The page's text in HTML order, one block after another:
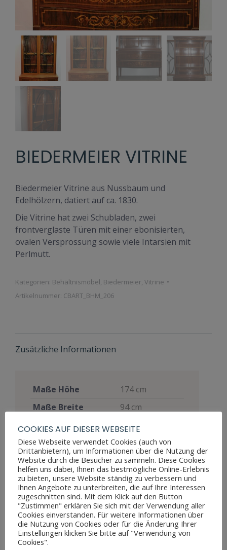
BIEDERMEIER VITRINE
Biedermeier Vitrine aus Nussbaum und
Edelhölzern, datiert auf ca. 1830.
Die Vitrine hat zwei Schubladen, zwei
frontverglaste Türen mit einer ebonisierten,
ovalen Versprossung sowie viele Intarsien mit
Perlmutt.
Kategorien: Behältnismöbel, Biedermeier, Vitrine
Artikelnummer: CBART_BHM_206
Zusätzliche Informationen
Maße Höhe
174 cm
Maße Breite
94 cm
Maße Tiefe
38 cm
Materialien
Edelhölzer,
Nussbaum,
Perlmutt
Stil
Biedermeier
Möbelart
Vitrine
Gut, voll
funktionsfähig,
COOKIES AUF DIESER WEBSEITE
Diese Webseite verwendet Cookies (auch von
Drittanbietern), um Informationen über die Nutzung der
Website durch die Besucher zu sammeln. Diese Cookies
helfen uns dabei, Ihnen das bestmögliche Online-Erlebnis
zu bieten, unsere Website ständig zu verbessern und
Ihnen Angebote zu unterbreiten, die auf Ihre Interessen
zugeschnitten sind. Mit dem Klick auf den Button
"Zustimmen" erklären Sie sich mit der Verwendung aller
Cookies einverstanden. Für weitere Informationen über
die Nutzung von Cookies oder für die Änderung Ihrer
Einstellungen klicken Sie bitte auf "Verwendung von
Cookies".